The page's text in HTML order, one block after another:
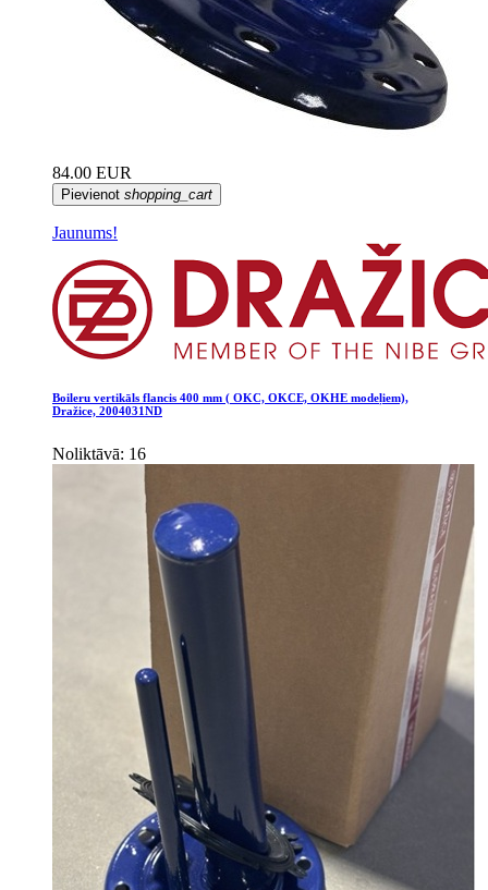
84.00 EUR
Pievienot shopping_cart
Jaunums!
Boileru vertikāls flancis 400 mm ( OKC, OKCE, OKHE modeļiem),
Dražice, 2004031ND
Noliktāvā: 16